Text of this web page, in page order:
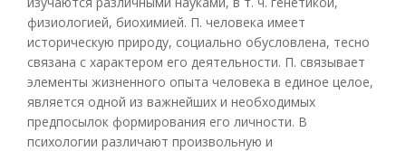
физиологией, биохимией. П. человека имеет
историческую природу, социально обусловлена, тесно
связана с характером его деятельности. П. связывает
элементы жизненного опыта человека в единое целое,
является одной из важнейших и необходимых
предпосылок формирования его личности. В
психологии различают произвольную и